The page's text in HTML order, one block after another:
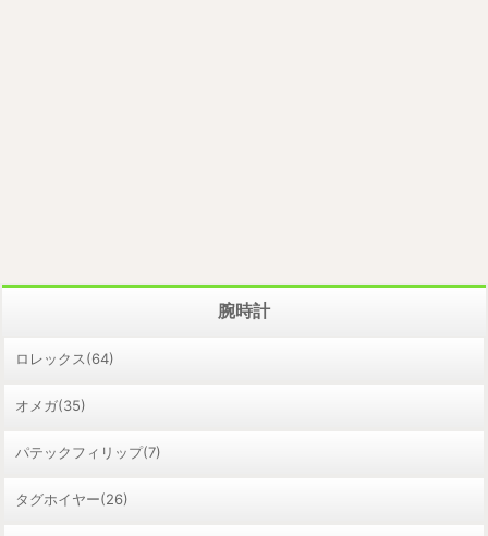
腕時計
ロレックス(64)
オメガ(35)
パテックフィリップ(7)
タグホイヤー(26)